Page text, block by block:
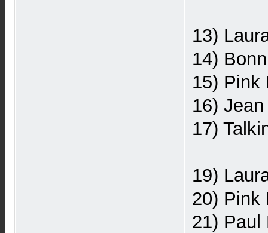
13)
14)
15) Pink
16)
17)
19)
20) Pink
21) Paul